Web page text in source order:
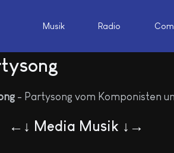
Musik Radio
- Partysong vom Komponisten
←↓ Media Musik ↓→